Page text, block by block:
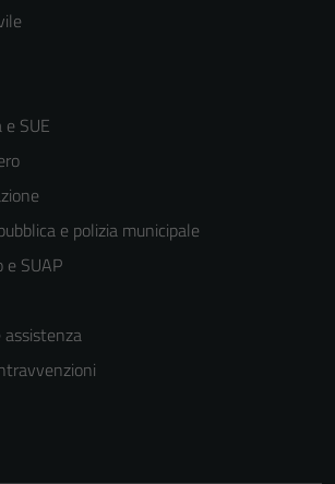
SUE
e polizia municipale
e SUAP
assistenza